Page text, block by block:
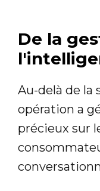
De la
Au-delà de
opération a
précieux sur